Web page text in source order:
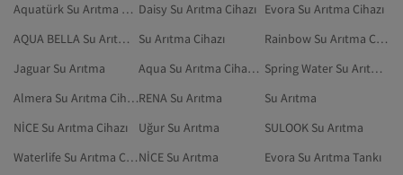
Aquatürk Su Arıtma Cihazı Daisy Su Arıtma Cihazı
Evora Su Arıtma Cihazı
AQUA BELLA Su Arıtma Cihazı Aksesuarı
Su Arıtma Cihazı
Rainbow Su Arıtma Cihazı
Jaguar Su Arıtma
Aqua Su Arıtma Cihazı Aksesuarı
Spring Water Su Arıtma Cihazı Aksesuarı
Almera Su Arıtma CihazıRENA Su Arıtma
Su Arıtma
NİCE Su Arıtma Cihazı
Uğur Su Arıtma
SULOOK Su Arıtma
Waterlife Su Arıtma Cihazı AksesuarıNİCE Su Arıtma
Evora Su Arıtma Tankı